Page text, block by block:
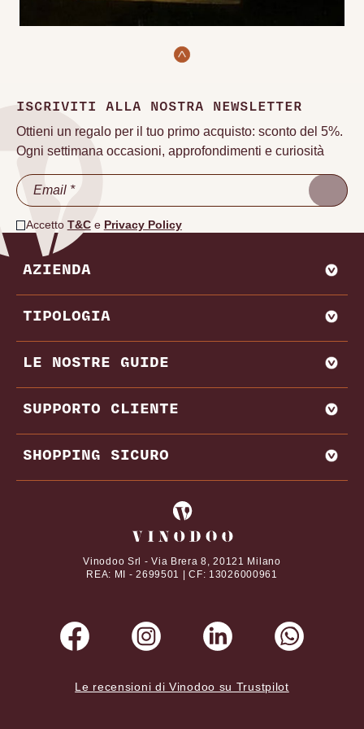
ISCRIVITI ALLA NOSTRA NEWSLETTER
Ottieni un regalo per il tuo primo acquisto: sconto del 5%.
Ogni settimana occasioni, approfondimenti e curiosità
Accetto T&Ce Privacy Policy
AZIENDA
CHI SIAMO
VADEMECUM VINODOO
ENOWEB
VENDI CON NOI
TIPOLOGIA
AGLIANICO
AMARONE
BAROLO
BRUNELLO DI MONTALCINO
CHIANTI
LE NOSTRE GUIDE
MIGLIORI PRODUTTORI E CANTINE ITALIA
MIGLIORI PRODUTTORI E CANTINE FRANCIA
REGIONI VINICOLE
VITIGNI
DAL NOSTRO MAGAZINE
SUPPORTO CLIENTE
CONTATTI
DOMANDE FREQUENTI
TERMINI E CONDIZIONI
SHOPPING SICURO
I tuoi pagamenti online con
Vinodoo Srl - Via Brera 8, 20121 Milano
REA: MI - 2699501 | CF: 13026000961
Le recensioni di Vinodoo su Trustpilot